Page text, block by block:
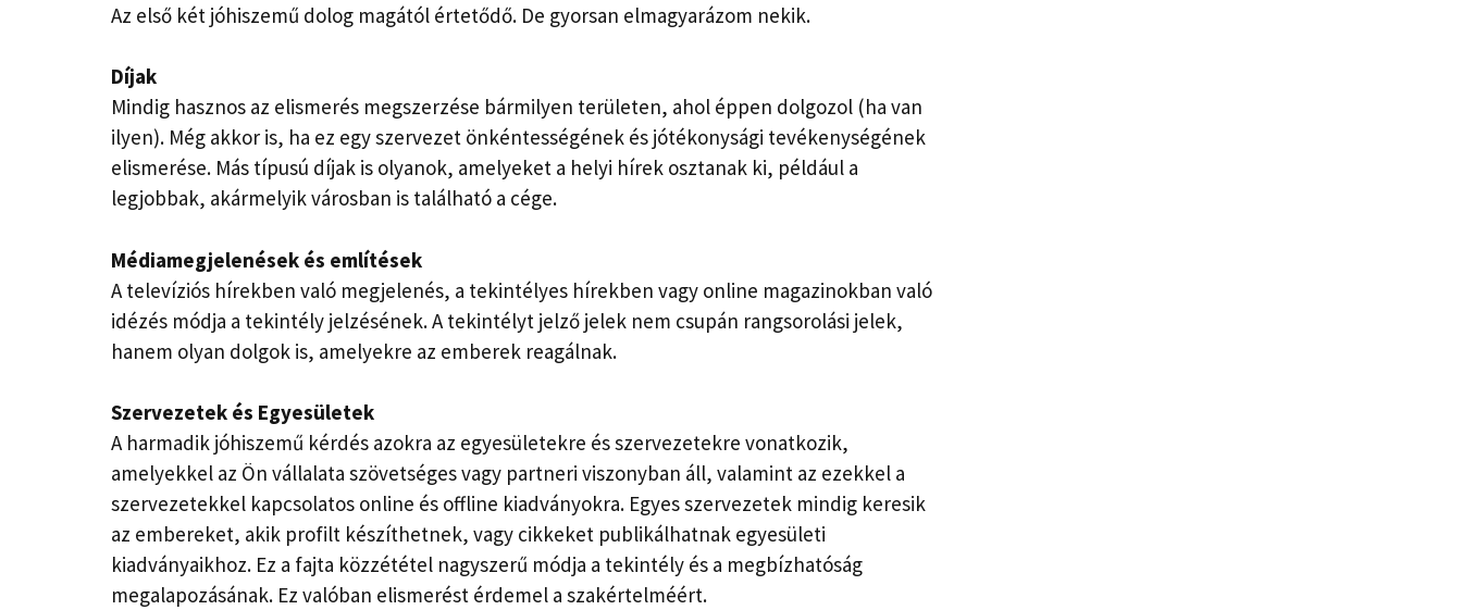
Az első két jóhiszemű dolog magától értetődő. De gyorsan elmagyarázom nekik.
Díjak
Mindig hasznos az elismerés megszerzése bármilyen területen, ahol éppen dolgozol (ha van
ilyen). Még akkor is, ha ez egy szervezet önkéntességének és jótékonysági tevékenységének
elismerése. Más típusú díjak is olyanok, amelyeket a helyi hírek osztanak ki, például a
legjobbak, akármelyik városban is található a cége.
Médiamegjelenések és említések
A televíziós hírekben való megjelenés, a tekintélyes hírekben vagy online magazinokban való
idézés módja a tekintély jelzésének. A tekintélyt jelző jelek nem csupán rangsorolási jelek,
hanem olyan dolgok is, amelyekre az emberek reagálnak.
Szervezetek és Egyesületek
A harmadik jóhiszemű kérdés azokra az egyesületekre és szervezetekre vonatkozik,
amelyekkel az Ön vállalata szövetséges vagy partneri viszonyban áll, valamint az ezekkel a
szervezetekkel kapcsolatos online és offline kiadványokra. Egyes szervezetek mindig keresik
az embereket, akik profilt készíthetnek, vagy cikkeket publikálhatnak egyesületi
kiadványaikhoz. Ez a fajta közzététel nagyszerű módja a tekintély és a megbízhatóság
megalapozásának. Ez valóban elismerést érdemel a szakértelméért.